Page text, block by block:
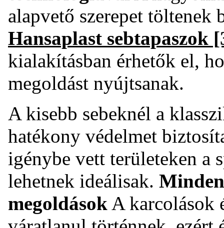
alapvető szerepet töltenek
Hansaplast sebtapaszok
kialakításban érhetők el,
megoldást nyújtsanak.
A kisebb sebeknél a
hatékony védelmet
igénybe vett területeken a
lehetnek ideálisak.
megoldások A karcolások